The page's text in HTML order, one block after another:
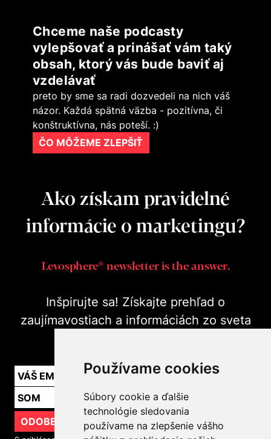
Používame cookies
Súbory cookie a ďalšie
technológie sledovania
používame na zlepšenie vášho
Chceme naše podcasty
vylepšovať a prinášať vám taký
obsah, ktorý vás bude baviť aj
vzdelávať
preto by sme sa radi dozvedeli na nich váš
názor. Každá spätná väzba - pozitívna, či
konštruktívna, nás poteší. :)
ČO MÔŽEME ZLEPŠIŤ
Ako získam pravidelné
informácie o marketingu?
Levosphere® newsletter is the answer.
Inšpirujte sa! Získajte prehľad o
zaujímavostiach a informáciách zo sveta
ODOBERAŤ